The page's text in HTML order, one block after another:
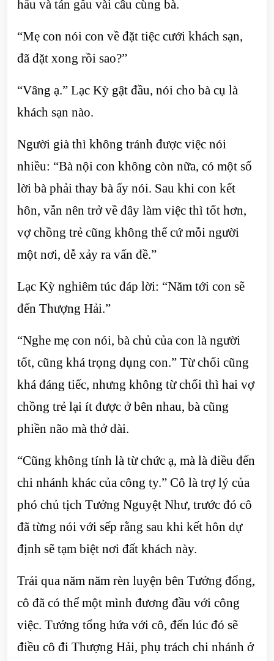
hấu và tán gẫu vài câu cùng bà.
“Mẹ con nói con về đặt tiệc cưới khách sạn,
đã đặt xong rồi sao?”
“Vâng ạ.” Lạc Kỳ gật đầu, nói cho bà cụ là
khách sạn nào.
Người già thì không tránh được việc nói
nhiều: “Bà nội con không còn nữa, có một số
lời bà phải thay bà ấy nói. Sau khi con kết
hôn, vẫn nên trở về đây làm việc thì tốt hơn,
vợ chồng trẻ cũng không thể cứ mỗi người
một nơi, dễ xảy ra vấn đề.”
Lạc Kỳ nghiêm túc đáp lời: “Năm tới con sẽ
đến Thượng Hải.”
“Nghe mẹ con nói, bà chủ của con là người
tốt, cũng khá trọng dụng con.” Từ chối cũng
khá đáng tiếc, nhưng không từ chối thì hai vợ
chồng trẻ lại ít được ở bên nhau, bà cũng
phiền não mà thở dài.
“Cũng không tính là từ chức ạ, mà là điều đến
chi nhánh khác của công ty.” Cô là trợ lý của
phó chủ tịch Tưởng Nguyệt Như, trước đó cô
đã từng nói với sếp rằng sau khi kết hôn dự
định sẽ tạm biệt nơi đất khách này.
Trải qua năm năm rèn luyện bên Tưởng đổng,
cô đã có thể một mình đương đầu với công
việc. Tưởng tổng hứa với cô, đến lúc đó sẽ
điều cô đi Thượng Hải, phụ trách chi nhánh ở